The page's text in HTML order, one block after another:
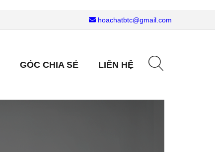
hoachatbtc@gmail.com
GÓC CHIA SẺ LIÊN HỆ